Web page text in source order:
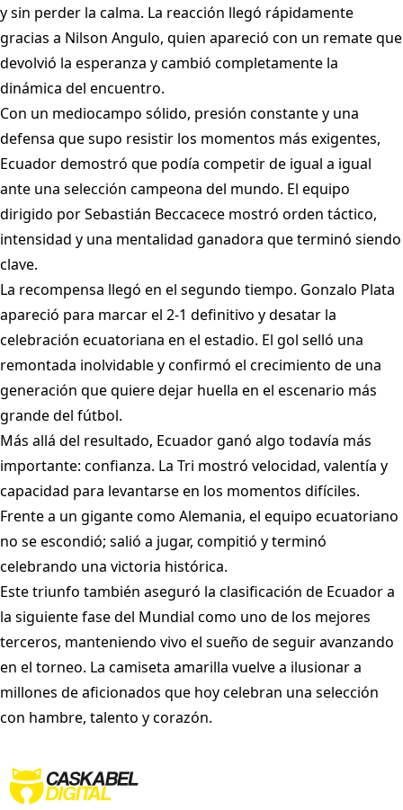
y sin perder la calma. La reacción llegó rápidamente
gracias a Nilson Angulo, quien apareció con un remate que
devolvió la esperanza y cambió completamente la
dinámica del encuentro.
Con un mediocampo sólido, presión constante y una
defensa que supo resistir los momentos más exigentes,
Ecuador demostró que podía competir de igual a igual
ante una selección campeona del mundo. El equipo
dirigido por Sebastián Beccacece mostró orden táctico,
intensidad y una mentalidad ganadora que terminó siendo
clave.
La recompensa llegó en el segundo tiempo. Gonzalo Plata
apareció para marcar el 2-1 definitivo y desatar la
celebración ecuatoriana en el estadio. El gol selló una
remontada inolvidable y confirmó el crecimiento de una
generación que quiere dejar huella en el escenario más
grande del fútbol.
Más allá del resultado, Ecuador ganó algo todavía más
importante: confianza. La Tri mostró velocidad, valentía y
capacidad para levantarse en los momentos difíciles.
Frente a un gigante como Alemania, el equipo ecuatoriano
no se escondió; salió a jugar, compitió y terminó
celebrando una victoria histórica.
Este triunfo también aseguró la clasificación de Ecuador a
la siguiente fase del Mundial como uno de los mejores
terceros, manteniendo vivo el sueño de seguir avanzando
en el torneo. La camiseta amarilla vuelve a ilusionar a
millones de aficionados que hoy celebran una selección
con hambre, talento y corazón.